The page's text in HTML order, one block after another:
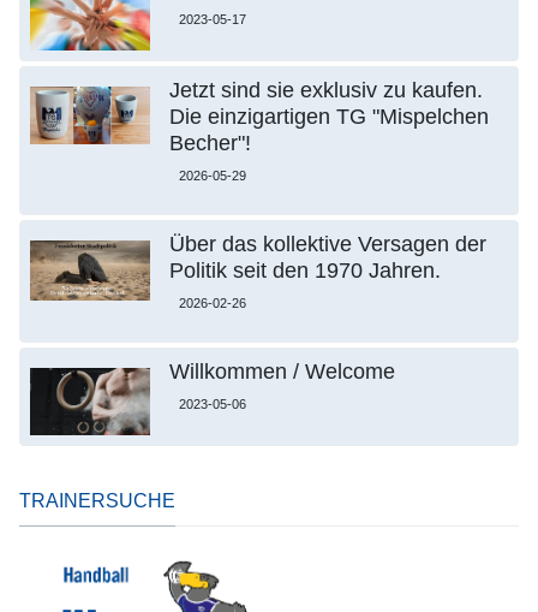
2023-05-17
Jetzt sind sie exklusiv zu kaufen.
Die einzigartigen TG "Mispelchen
Becher"!
2026-05-29
Über das kollektive Versagen der
Politik seit den 1970 Jahren.
2026-02-26
Willkommen / Welcome
2023-05-06
TRAINERSUCHE